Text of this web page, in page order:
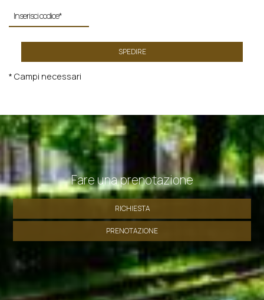
SPEDIRE
* Campi necessari
Fare una prenotazione
RICHIESTA
PRENOTAZIONE